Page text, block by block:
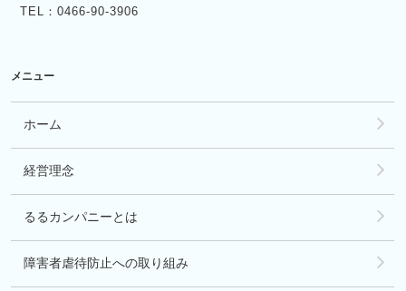
TEL：0466-90-3906
メニュー
ホーム
経営理念
るるカンパニーとは
障害者虐待防止への取り組み